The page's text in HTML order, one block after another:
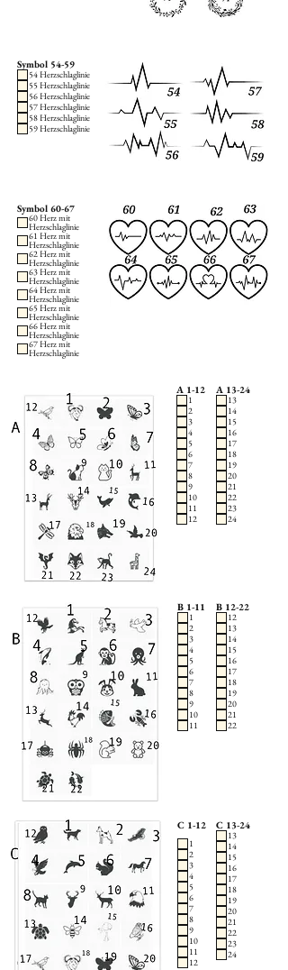
Symbol 54-59
54 Herzschlaglinie
55 Herzschlaglinie
56 Herzschlaglinie
57 Herzschlaglinie
58 Herzschlaglinie
59 Herzschlaglinie
Symbol 60-67
60 Herz mit
Herzschlaglinie
61 Herz mit
Herzschlaglinie
62 Herz mit
Herzschlaglinie
63 Herz mit
Herzschlaglinie
64 Herz mit
Herzschlaglinie
65 Herz mit
Herzschlaglinie
66 Herz mit
Herzschlaglinie
67 Herz mit
Herzschlaglinie
A 1-12
1
2
3
4
5
6
7
8
9
10
11
12
A 13-24
13
14
15
16
17
18
19
20
21
22
23
24
B 1-11
1
2
3
4
5
6
7
8
9
10
11
B 12-22
12
13
14
15
16
17
18
19
20
21
22
C 13-24
13
14
15
16
17
18
19
20
21
22
23
24
C 1-12
1
2
3
4
5
6
7
8
9
10
11
12